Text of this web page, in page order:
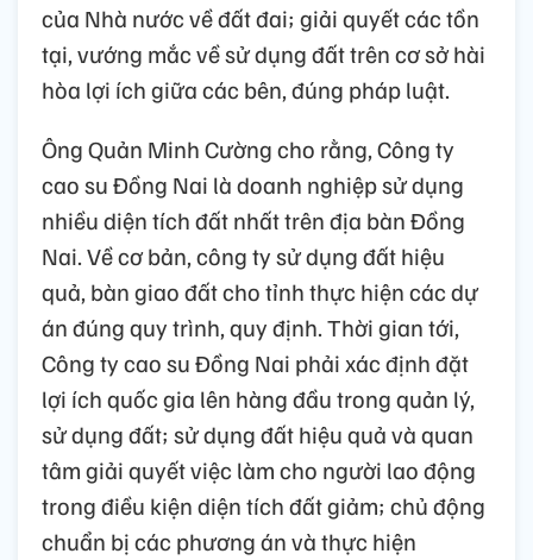
của Nhà nước về đất đai; giải quyết các tồn
tại, vướng mắc về sử dụng đất trên cơ sở hài
hòa lợi ích giữa các bên, đúng pháp luật.
Ông Quản Minh Cường cho rằng, Công ty
cao su Đồng Nai là doanh nghiệp sử dụng
nhiều diện tích đất nhất trên địa bàn Đồng
Nai. Về cơ bản, công ty sử dụng đất hiệu
quả, bàn giao đất cho tỉnh thực hiện các dự
án đúng quy trình, quy định. Thời gian tới,
Công ty cao su Đồng Nai phải xác định đặt
lợi ích quốc gia lên hàng đầu trong quản lý,
sử dụng đất; sử dụng đất hiệu quả và quan
tâm giải quyết việc làm cho người lao động
trong điều kiện diện tích đất giảm; chủ động
chuẩn bị các phương án và thực hiện